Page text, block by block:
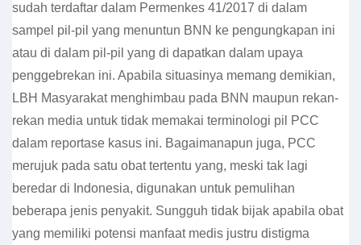
sudah terdaftar dalam Permenkes 41/2017 di dalam
sampel pil-pil yang menuntun BNN ke pengungkapan ini
atau di dalam pil-pil yang di dapatkan dalam upaya
penggebrekan ini. Apabila situasinya memang demikian,
LBH Masyarakat menghimbau pada BNN maupun rekan-
rekan media untuk tidak memakai terminologi pil PCC
dalam reportase kasus ini. Bagaimanapun juga, PCC
merujuk pada satu obat tertentu yang, meski tak lagi
beredar di Indonesia, digunakan untuk pemulihan
beberapa jenis penyakit. Sungguh tidak bijak apabila obat
yang memiliki potensi manfaat medis justru distigma